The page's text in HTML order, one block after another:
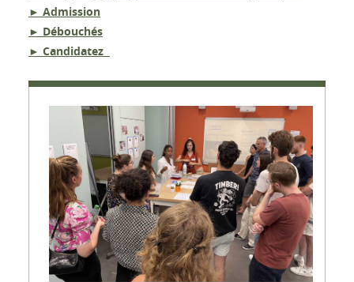
► Admission
► Débouchés
► Candidatez